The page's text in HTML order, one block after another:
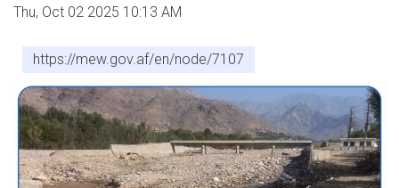
Thu, Oct 02 2025 10:13 AM
https://mew.gov.af/en/node/7107